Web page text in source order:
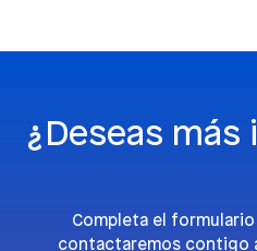
¿Deseas
Completa el
contactaremos contigo